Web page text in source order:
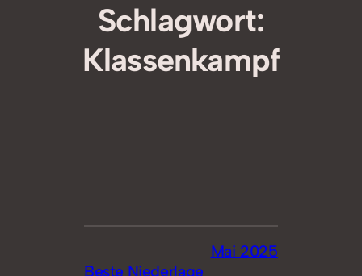
Schlagwort:
Klassenkampf
Beste Niederlage
Mai 2025